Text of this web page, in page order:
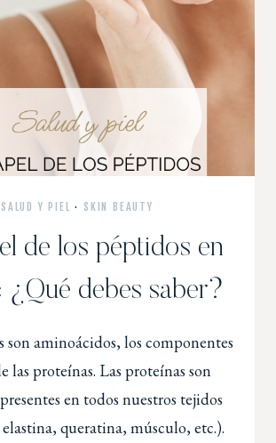
SALUD Y PIEL · SKIN BEAUTY
de los péptidos en
¿Qué debes saber?
son aminoácidos, los componentes
las proteínas. Las proteínas son
en todos nuestros tejidos
queratina, músculo, etc.).